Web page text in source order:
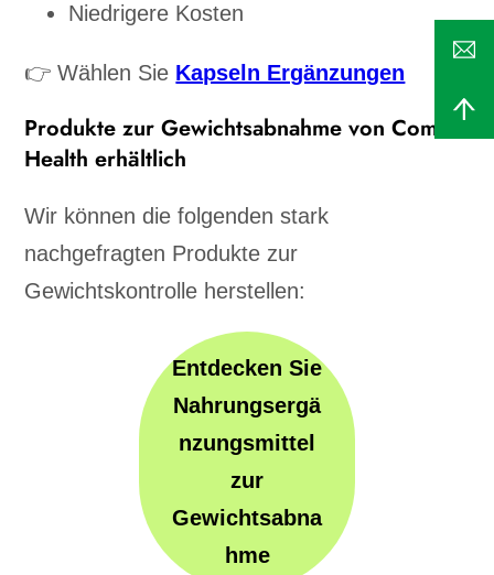
Niedrigere Kosten
👉 Wählen Sie Kapseln Ergänzungen
Produkte zur Gewichtsabnahme von Come
Health erhältlich
Wir können die folgenden stark
nachgefragten Produkte zur
Gewichtskontrolle herstellen:
Entdecken Sie
Nahrungsergä
nzungsmittel
zur
Gewichtsabna
hme